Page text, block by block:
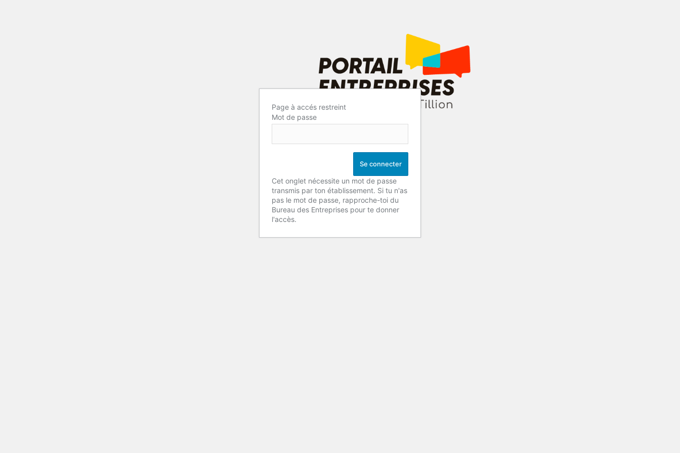
Page à accés restreint
Mot de passe
Cet onglet nécessite un mot de passe
transmis par ton établissement. Si tu n'as
pas le mot de passe, rapproche-toi du
Bureau des Entreprises pour te donner
l'accès.